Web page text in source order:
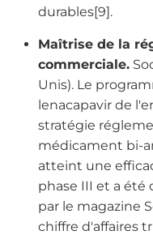
durables[9].
Maîtrise de la
commerciale.
Unis). Le
lenacapavir de
stratégie
médicament bi-
atteint une
phase III et a été
par le magazine
chiffre d'affaires